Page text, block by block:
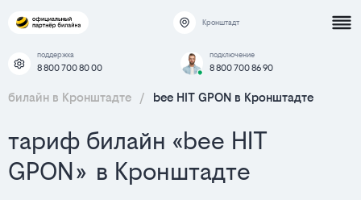
Кронштадт
поддержка
8 800 700 80 00
подключение
8 800 700 86 90
билайн в Кронштадте / bee HIT GPON в Кронштадте
тариф билайн «bee HIT
GPON» в Кронштадте